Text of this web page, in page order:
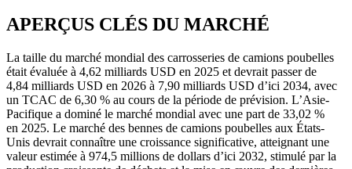
APERÇUS CLÉS DU MARCHÉ
La taille du marché mondial des carrosseries de camions poubelles
était évaluée à 4,62 milliards USD en 2025 et devrait passer de
4,84 milliards USD en 2026 à 7,90 milliards USD d’ici 2034, avec
un TCAC de 6,30 % au cours de la période de prévision. L’Asie-
Pacifique a dominé le marché mondial avec une part de 33,02 %
en 2025. Le marché des bennes de camions poubelles aux États-
Unis devrait connaître une croissance significative, atteignant une
valeur estimée à 974,5 millions de dollars d’ici 2032, stimulé par la